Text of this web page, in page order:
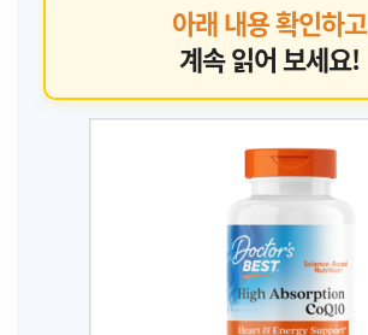
아래 내용 확인하고
계속 읽어 보세요!